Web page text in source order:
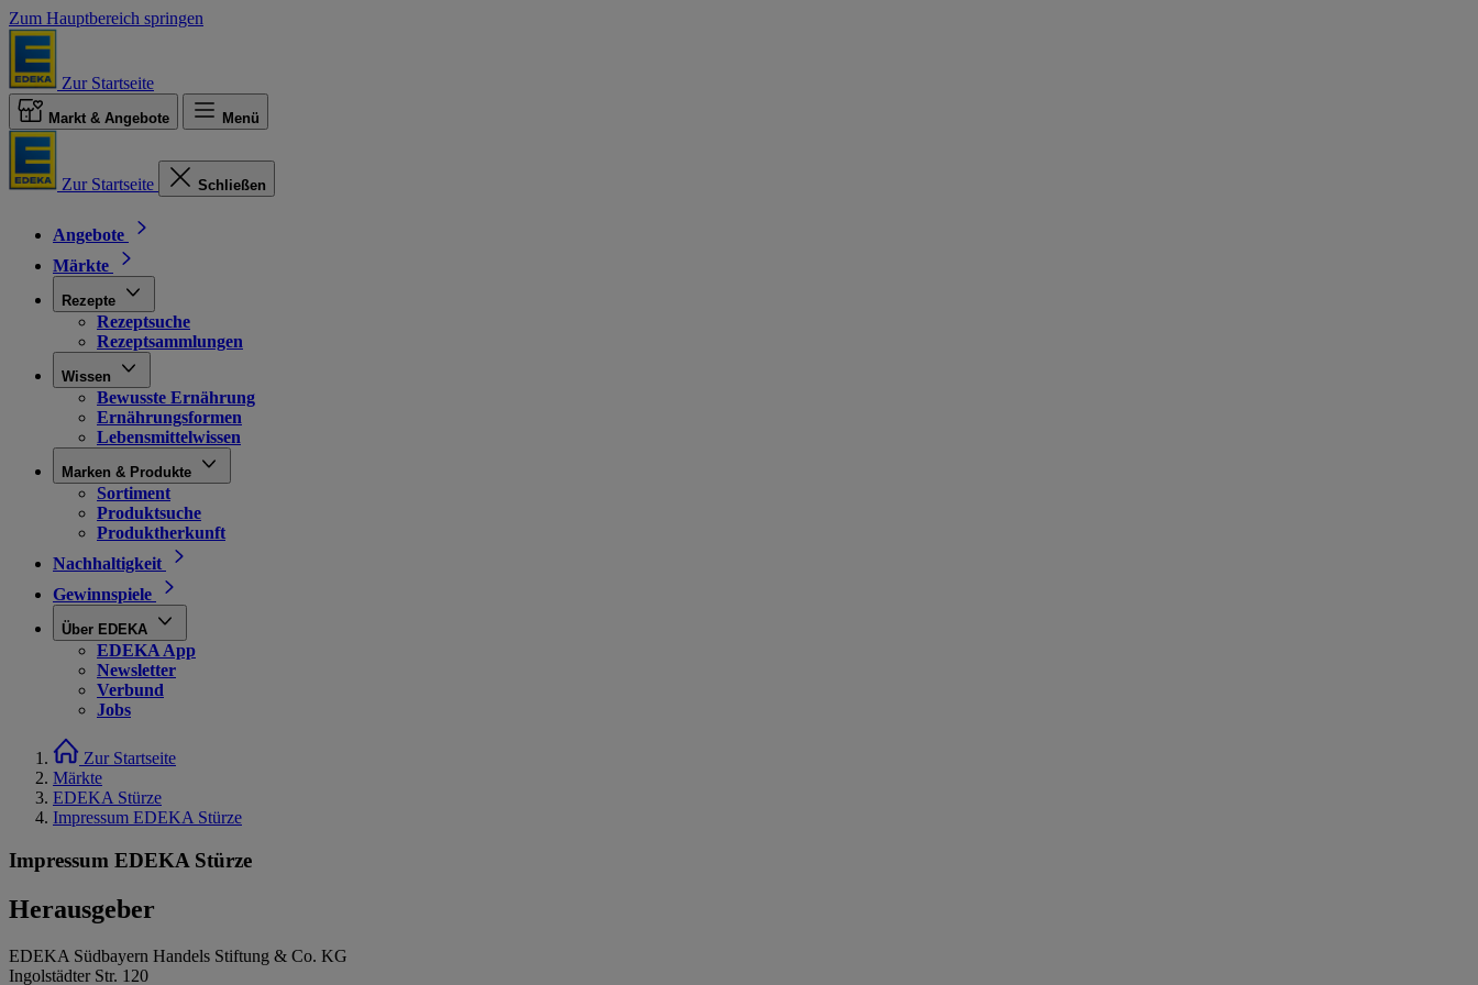
Zum Hauptbereich springen
Zur Startseite
Markt & Angebote Menü
Zur Startseite Schließen
Angebote
Märkte
Rezepte
Rezeptsuche
Rezeptsammlungen
Wissen
Bewusste Ernährung
Ernährungsformen
Lebensmittelwissen
Marken & Produkte
Sortiment
Produktsuche
Produktherkunft
Nachhaltigkeit
Gewinnspiele
Über EDEKA
EDEKA App
Newsletter
Verbund
Jobs
Zur Startseite
Märkte
EDEKA Stürze
Impressum EDEKA Stürze
Impressum EDEKA Stürze
Herausgeber
EDEKA Südbayern Handels Stiftung & Co. KG
Ingolstädter Str. 120